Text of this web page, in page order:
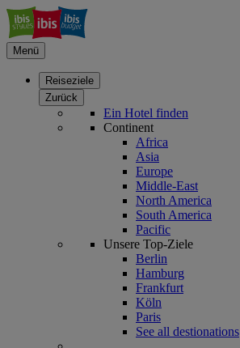
Menü
Reiseziele
Zurück
Ein Hotel finden
Continent
Africa
Asia
Europe
Middle-East
North America
South America
Pacific
Unsere Top-Ziele
Berlin
Hamburg
Frankfurt
Köln
Paris
See all destionations